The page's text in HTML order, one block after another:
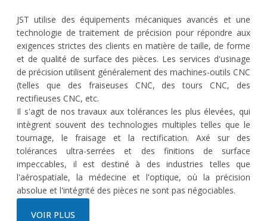
JST utilise des équipements mécaniques avancés et une
technologie de traitement de précision pour répondre aux
exigences strictes des clients en matière de taille, de forme
et de qualité de surface des pièces. Les services d'usinage
de précision utilisent généralement des machines-outils CNC
(telles que des fraiseuses CNC, des tours CNC, des
rectifieuses CNC, etc.
Il s'agit de nos travaux aux tolérances les plus élevées, qui
intègrent souvent des technologies multiples telles que le
tournage, le fraisage et la rectification. Axé sur des
tolérances ultra-serrées et des finitions de surface
impeccables, il est destiné à des industries telles que
l'aérospatiale, la médecine et l'optique, où la précision
absolue et l'intégrité des pièces ne sont pas négociables.
VOIR PLUS